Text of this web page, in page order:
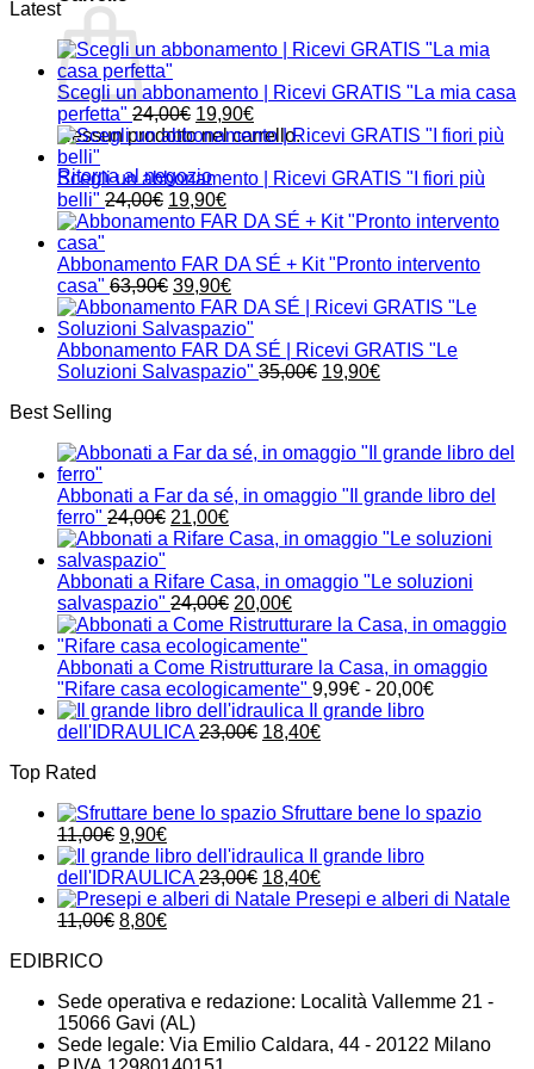
Nessun prodotto nel carrello.
Ritorna al negozio
Latest
Scegli un abbonamento | Ricevi GRATIS "La mia casa
perfetta" 24,00€ Il
prezzo
era:
24,00€.
19,90€Il
prezzo
è:
Scegli un abbonamento | Ricevi GRATIS "I fiori più
belli" 24,00€ Il
prezzo
era:
24,00€.
19,90€Il
prezzo
è:
19,90€.
Abbonamento FAR DA SÉ + Kit "Pronto intervento
casa" 63,90€ Il
prezzo
originale
era:
63,90€.
39,90€Il
prezzo
attuale
è:
39,90€.
Abbonamento FAR DA SÉ | Ricevi GRATIS "Le
Soluzioni Salvaspazio" 35,00€ Il
35,00€.
19,90€Il
19,90€.
Best Selling
Abbonati a Far da sé, in omaggio "Il grande libro del
ferro" 24,00€ Il
prezzo
era:
24,00€.
21,00€Il
prezzo
è:
21,00€.
Abbonati a Rifare Casa, in omaggio "Le soluzioni
salvaspazio" 24,00€ Il
prezzo
originale
era:
24,00€.
20,00€Il
prezzo
attuale
è:
20,00€.
Abbonati a Come Ristrutturare la Casa, in omaggio
"Rifare casa ecologicamente" 9,99€ - 20,00€Fascia
20,00€
Il grande libro
dell'IDRAULICA 23,00€ Il
23,00€.
18,40€Il
18,40€.
Top Rated
Sfruttare bene lo spazio
11,00€ Il
prezzo
originale
era:
11,00€.
9,90€Il
prezzo
attuale
è:
9,90€.
Il grande libro
dell'IDRAULICA 23,00€ Il
prezzo
18,40€Il
prezzo
Presepi e alberi di Natale
11,00€ Il
11,00€.
8,80€Il
8,80€.
EDIBRICO
Sede operativa e redazione: Località Vallemme 21 -
15066 Gavi (AL)
Sede legale: Via Emilio Caldara, 44 - 20122 Milano